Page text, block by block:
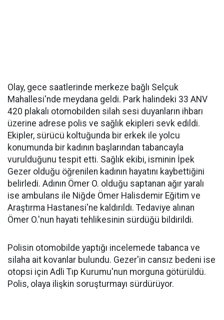
Olay, gece saatlerinde merkeze bağlı Selçuk
Mahallesi'nde meydana geldi. Park halindeki 33 ANV
420 plakalı otomobilden silah sesi duyanların ihbarı
üzerine adrese polis ve sağlık ekipleri sevk edildi.
Ekipler, sürücü koltuğunda bir erkek ile yolcu
konumunda bir kadının başlarından tabancayla
vurulduğunu tespit etti. Sağlık ekibi, isminin İpek
Gezer olduğu öğrenilen kadının hayatını kaybettiğini
belirledi. Adının Ömer O. olduğu saptanan ağır yaralı
ise ambulans ile Niğde Ömer Halisdemir Eğitim ve
Araştırma Hastanesi'ne kaldırıldı. Tedaviye alınan
Ömer O.'nun hayati tehlikesinin sürdüğü bildirildi.
Polisin otomobilde yaptığı incelemede tabanca ve
silaha ait kovanlar bulundu. Gezer'in cansız bedeni ise
otopsi için Adli Tıp Kurumu'nun morguna götürüldü.
Polis, olaya ilişkin soruşturmayı sürdürüyor.